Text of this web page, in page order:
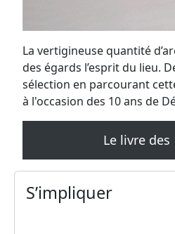
La vertigineuse quantité
des égards l’esprit du lieu.
sélection en parcourant
à l'occasion des 10 ans de
Le livre des
S’impliquer